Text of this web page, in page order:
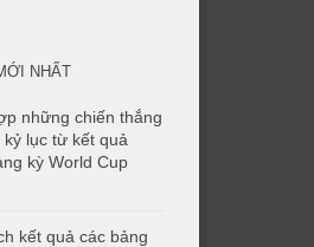
NHẤT
những chiến thắng
kỷ lục từ kết quả
kỳ World Cup
kết quả các bảng